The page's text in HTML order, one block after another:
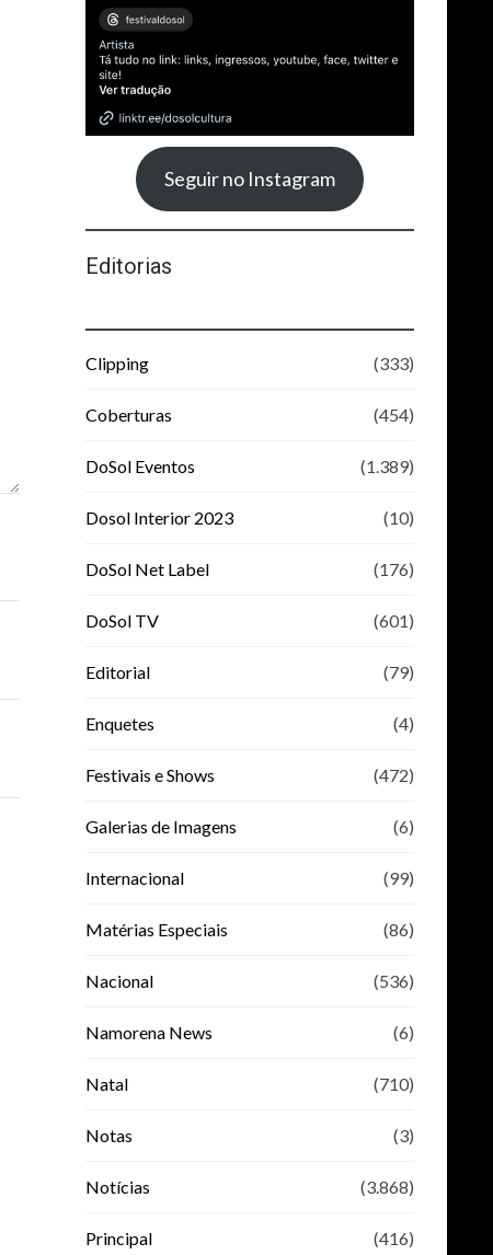
Seguir no Instagram
Editorias
Clipping (333)
Coberturas (454)
DoSol Eventos (1.389)
Dosol Interior 2023 (10)
DoSol Net Label (176)
DoSol TV (601)
Editorial (79)
Enquetes (4)
Festivais e Shows (472)
Galerias de Imagens (6)
Internacional (99)
Matérias Especiais (86)
Nacional (536)
Namorena News (6)
Natal (710)
Notas (3)
Notícias (3.868)
Principal (416)